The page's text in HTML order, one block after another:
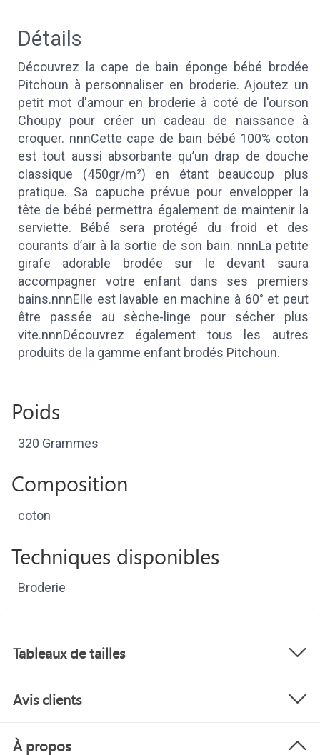
Détails
Découvrez la cape de bain éponge bébé brodée
Pitchoun à personnaliser en broderie. Ajoutez un
petit mot d'amour en broderie à coté de l'ourson
Choupy pour créer un cadeau de naissance à
croquer. nnnCette cape de bain bébé 100% coton
est tout aussi absorbante qu’un drap de douche
classique (450gr/m²) en étant beaucoup plus
pratique. Sa capuche prévue pour envelopper la
tête de bébé permettra également de maintenir la
serviette. Bébé sera protégé du froid et des
courants d’air à la sortie de son bain. nnnLa petite
girafe adorable brodée sur le devant saura
accompagner votre enfant dans ses premiers
bains.nnnElle est lavable en machine à 60° et peut
être passée au sèche-linge pour sécher plus
vite.nnnDécouvrez également tous les autres
produits de la gamme enfant brodés Pitchoun.
Poids
320 Grammes
Composition
coton
Techniques disponibles
Broderie
Tableaux de tailles
Avis clients
À propos